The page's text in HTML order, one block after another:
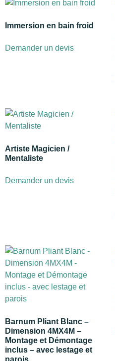
Immersion en bain froid
Demander un devis
Artiste Magicien /
Mentaliste
Demander un devis
Barnum Pliant Blanc –
Dimension 4MX4M –
Montage et Démontage
inclus – avec lestage et